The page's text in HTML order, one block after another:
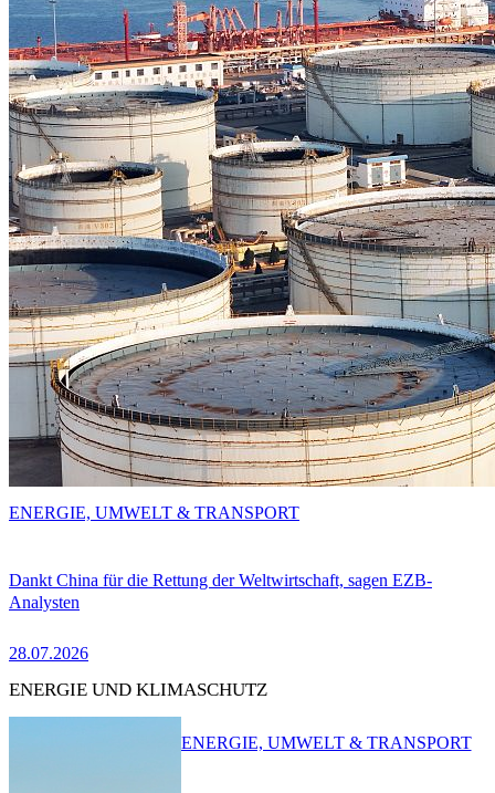
Dankt China für die Rettung der Weltwirtschaft, sagen EZB-
Analysten
28.07.2026
ENERGIE, UMWELT & TRANSPORT
ENERGIE UND KLIMASCHUTZ
ENERGIE, UMWELT & TRANSPORT